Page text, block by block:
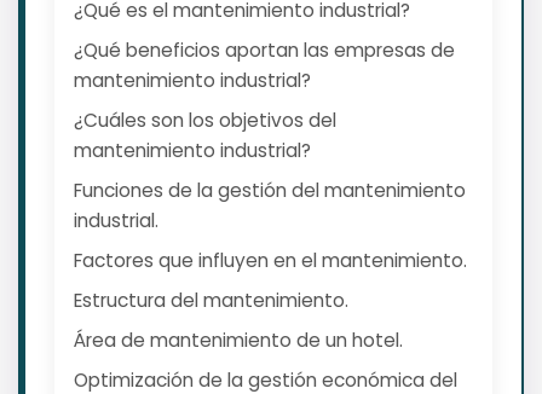
¿Qué es el mantenimiento industrial?
¿Qué beneficios aportan las empresas de
mantenimiento industrial?
¿Cuáles son los objetivos del
mantenimiento industrial?
Funciones de la gestión del mantenimiento
industrial.
Factores que influyen en el mantenimiento.
Estructura del mantenimiento.
Área de mantenimiento de un hotel.
Optimización de la gestión económica del